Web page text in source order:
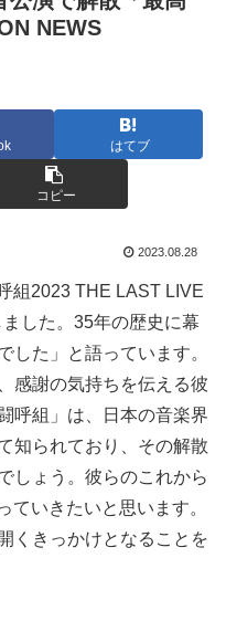
NEWS
はてブ
コピー
2023.08.28
組2023 THE LAST LIVE
した。35年の歴史に幕
した」と語っています。
感謝の気持ちを伝える彼
呼組」は、日本の音楽界
知られており、その解散
しょう。彼らのこれから
ていきたいと思います。
くきっかけとなることを